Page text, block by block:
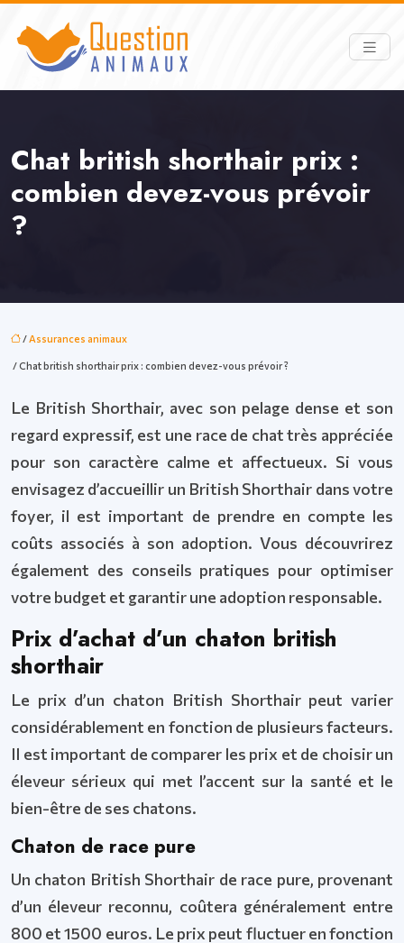
Chat british shorthair prix :
combien devez-vous prévoir
?
/Assurances animaux
/ Chat british shorthair prix : combien devez-vous prévoir ?
Le British Shorthair, avec son pelage dense et son
regard expressif, est une race de chat très appréciée
pour son caractère calme et affectueux. Si vous
envisagez d’accueillir un British Shorthair dans votre
foyer, il est important de prendre en compte les
coûts associés à son adoption. Vous découvrirez
également des conseils pratiques pour optimiser
votre budget et garantir une adoption responsable.
Prix d’achat d’un chaton british
shorthair
Le prix d’un chaton British Shorthair peut varier
considérablement en fonction de plusieurs facteurs.
Il est important de comparer les prix et de choisir un
éleveur sérieux qui met l’accent sur la santé et le
bien-être de ses chatons.
Chaton de race pure
Un chaton British Shorthair de race pure, provenant
d’un éleveur reconnu, coûtera généralement entre
800 et 1500 euros. Le prix peut fluctuer en fonction